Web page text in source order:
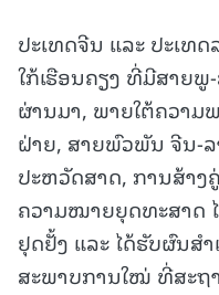
ປະເທດຈີນ ແລະ ປະເທ
ໃກ້ເຮືອນຄຽງ ທີ່ມີສາຍ
ຜ່ານມາ, ພາຍໃຕ້ຄວາມ
ຝ່າຍ, ສາຍພົວພັນ ຈີນ-ລ
ປະຫວັດສາດ, ການສ້າງ
ຄວາມໝາຍຍຸດທະສາດ
ຢຸດຢັ້ງ ແລະ ໄດ້ຮັບຜົນສໍ
ສະພາບການໃໝ່ ທີ່ສະຖ